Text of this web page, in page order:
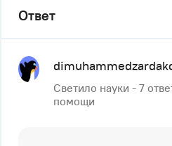
Ответ
Светило науки - 7
помощи